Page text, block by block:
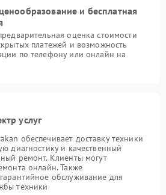
и бесплатная
оценка стоимости
платежей и возможность
по телефону или онлайн на
услуг
обеспечивает доставку техники
диагностику и качественный
ремонт. Клиенты могут
онлайн. Также
обслуживание для
техники